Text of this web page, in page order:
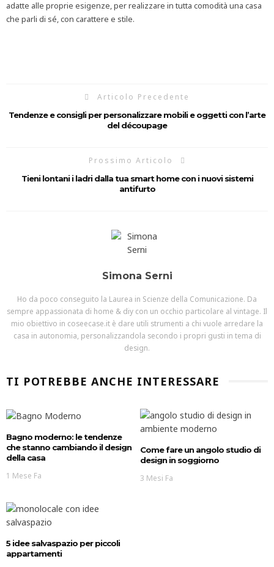
adatte alle proprie esigenze, per realizzare in tutta comodità una casa
che parli di sé, con carattere e stile.
Articolo Precedente
Tendenze e consigli per personalizzare mobili e oggetti con l’arte
del découpage
Prossimo Articolo
Tieni lontani i ladri dalla tua smart home con i nuovi sistemi
antifurto
Simona Serni
Ho da poco conseguito la Laurea in Scienze della Comunicazione. Da
sempre appassionata di home & diy con un occhio particolare al vintage. Il
mio obiettivo in coseecase.it è dare utili strumenti a chi vuole arredare la
casa in autonomia, personalizzandola secondo i propri gusti in tema di
design.
TI POTREBBE ANCHE INTERESSARE
Bagno moderno: le tendenze
che stanno cambiando il design
della casa
1 Mese Fa
Come fare un angolo studio di
design in soggiorno
3 Mesi Fa
5 idee salvaspazio per piccoli
appartamenti